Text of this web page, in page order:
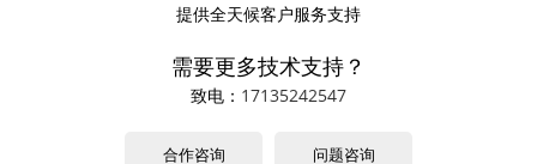
提供全天候客户服务支持
需要更多技术支持？
致电： 17135242547
合作咨询 问题咨询